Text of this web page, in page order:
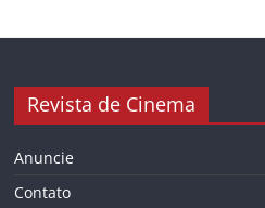
Revista de Cinema
Anuncie
Contato